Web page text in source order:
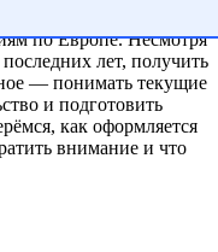
по Европе. Несмотря
лет, получить
— понимать текущие
и подготовить
как оформляется
внимание и что